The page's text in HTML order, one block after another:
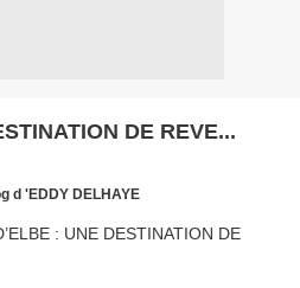
DE REVE...
d 'EDDY DELHAYE